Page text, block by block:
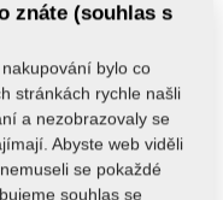
znáte (souhlas s
bylo co
stránkách rychle našli
a nezobrazovaly se
Abyste web viděli
se pokaždé
souhlas se